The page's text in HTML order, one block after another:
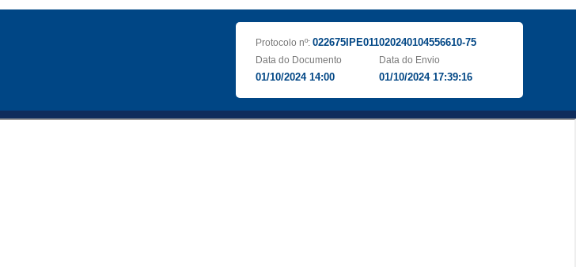
Protocolo nº: 022675IPE011020240104556610-75
Data do Documento
01/10/2024 14:00
Data do Envio
01/10/2024 17:39:16